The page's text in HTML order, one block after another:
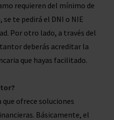
requieren del mínimo de
te pedirá el DNI o NIE
Por otro lado, a través del
deberás acreditar la
que hayas facilitado.
ofrece soluciones
Básicamente, el